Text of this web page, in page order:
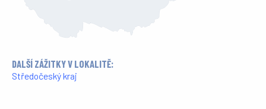
DALŠÍ ZÁŽITKY V LOKALITĚ:
Středočeský kraj